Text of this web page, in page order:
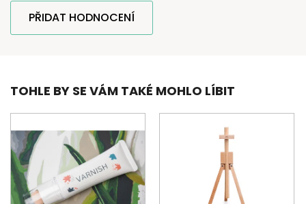
PŘIDAT HODNOCENÍ
TOHLE BY SE VÁM TAKÉ MOHLO LÍBIT